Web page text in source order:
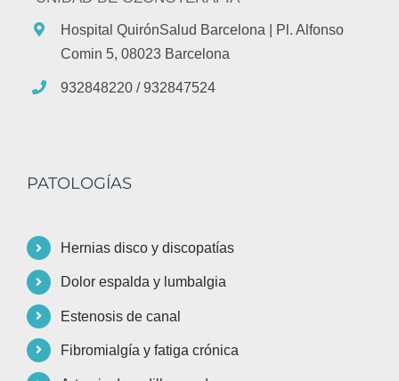
Hospital QuirónSalud Barcelona | Pl. Alfonso
Comin 5, 08023 Barcelona
932848220 / 932847524
PATOLOGÍAS
Hernias disco y discopatías
Dolor espalda y lumbalgia
Estenosis de canal
Fibromialgía y fatiga crónica